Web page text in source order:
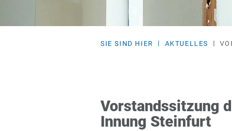
SIE SIND HIER AKTUELLES
Vorstandssitzung
Innung Steinfurt